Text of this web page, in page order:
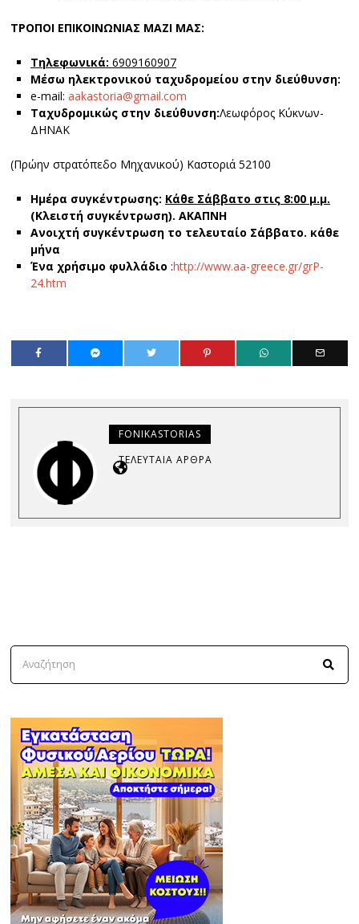
ΤΡΟΠΟΙ ΕΠΙΚΟΙΝΩΝΙΑΣ ΜΑΖΙ ΜΑΣ:
Τηλεφωνικά: 6909160907
Μέσω ηλεκτρονικού ταχυδρομείου στην διεύθυνση:
e-mail: aakastoria@gmail.com
Ταχυδρομικώς στην διεύθυνση:Λεωφόρος Κύκνων-
ΔΗΝΑΚ
(Πρώην στρατόπεδο Μηχανικού) Καστοριά 52100
Ημέρα συγκέντρωσης: Κάθε Σάββατο στις 8:00 μ.μ.
(Κλειστή συγκέντρωση). ΑΚΑΠΝΗ
Ανοιχτή συγκέντρωση το τελευταίο Σάββατο. κάθε
μήνα
Ένα χρήσιμο φυλλάδιο :http://www.aa-greece.gr/grP-
24.htm
FONIKASTORIAS
ΤΕΛΕΥΤΑΊΑ ΆΡΘΡΑ